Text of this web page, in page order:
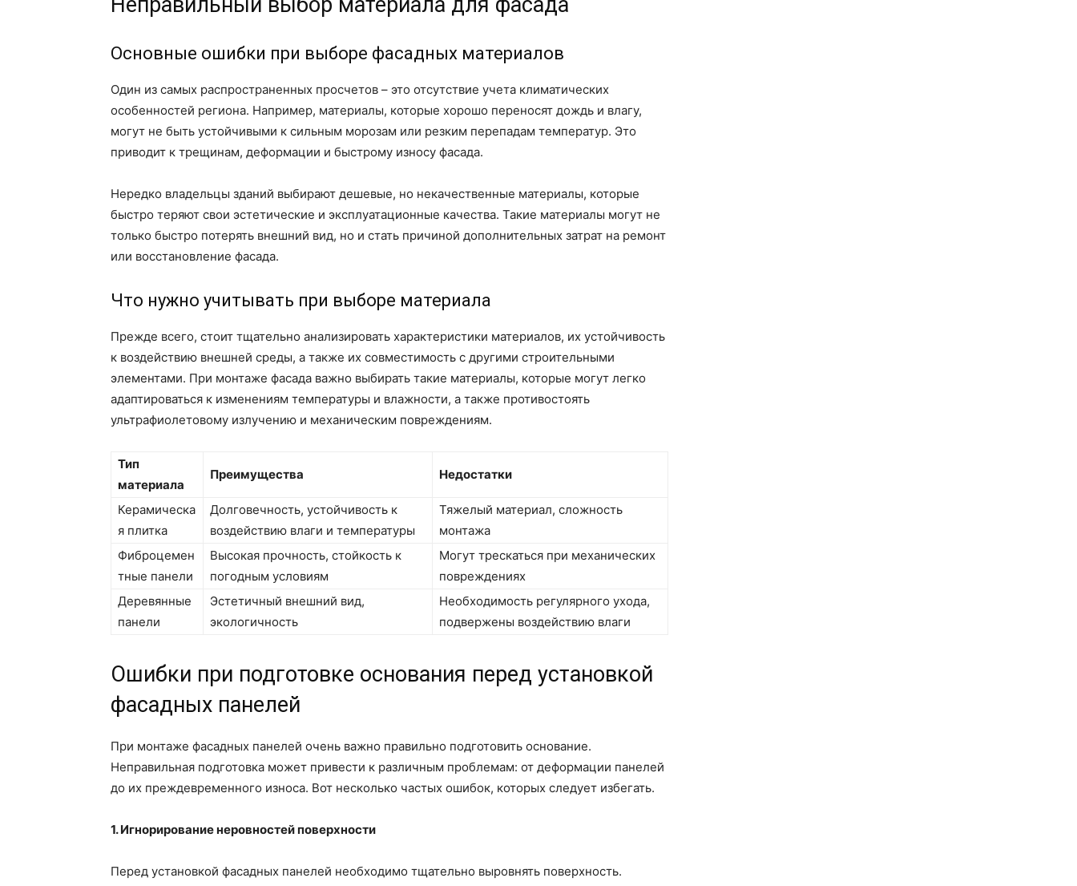
Основные ошибки при выборе фасадных материалов
Один из самых распространенных просчетов – это отсутствие учета климатических
особенностей региона. Например, материалы, которые хорошо переносят дождь и влагу,
могут не быть устойчивыми к сильным морозам или резким перепадам температур. Это
приводит к трещинам, деформации и быстрому износу фасада.
Нередко владельцы зданий выбирают дешевые, но некачественные материалы, которые
быстро теряют свои эстетические и эксплуатационные качества. Такие материалы могут не
только быстро потерять внешний вид, но и стать причиной дополнительных затрат на ремонт
или восстановление фасада.
Что нужно учитывать при выборе материала
Прежде всего, стоит тщательно анализировать характеристики материалов, их устойчивость
к воздействию внешней среды, а также их совместимость с другими строительными
элементами. При монтаже фасада важно выбирать такие материалы, которые могут легко
адаптироваться к изменениям температуры и влажности, а также противостоять
ультрафиолетовому излучению и механическим повреждениям.
Тип
материала
Преимущества Недостатки
Керамическа
я плитка
Долговечность, устойчивость к
воздействию влаги и температуры
Тяжелый материал, сложность
монтажа
Фиброцемен
тные панели
Высокая прочность, стойкость к
погодным условиям
Могут трескаться при механических
повреждениях
Деревянные
панели
Эстетичный внешний вид,
экологичность
Необходимость регулярного ухода,
подвержены воздействию влаги
Ошибки при подготовке основания перед установкой
фасадных панелей
При монтаже фасадных панелей очень важно правильно подготовить основание.
Неправильная подготовка может привести к различным проблемам: от деформации панелей
до их преждевременного износа. Вот несколько частых ошибок, которых следует избегать.
1. Игнорирование неровностей поверхности
Перед установкой фасадных панелей необходимо тщательно выровнять поверхность.